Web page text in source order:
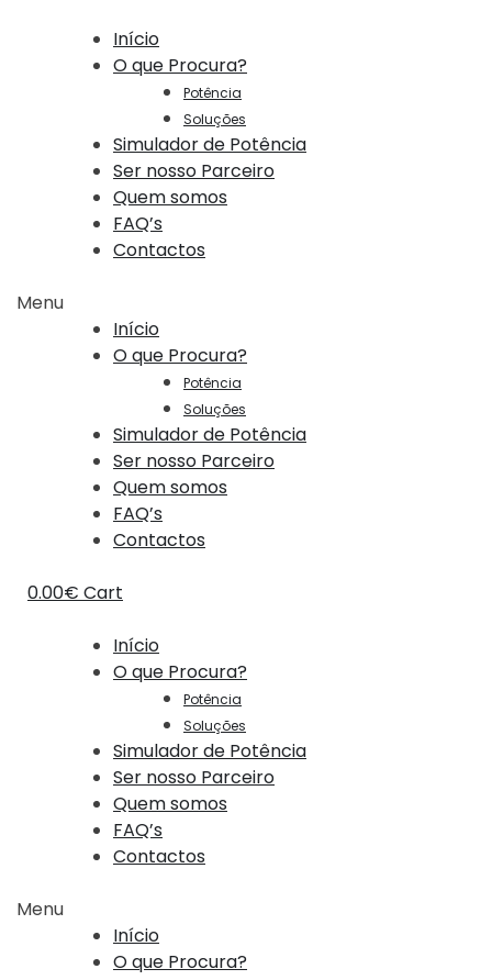
Início
O que Procura?
Potência
Soluções
Simulador de Potência
Ser nosso Parceiro
Quem somos
FAQ’s
Contactos
Menu
Início
O que Procura?
Potência
Soluções
Simulador de Potência
Ser nosso Parceiro
Quem somos
FAQ’s
Contactos
0.00€ Cart
Início
O que Procura?
Potência
Soluções
Simulador de Potência
Ser nosso Parceiro
Quem somos
FAQ’s
Contactos
Menu
Início
O que Procura?